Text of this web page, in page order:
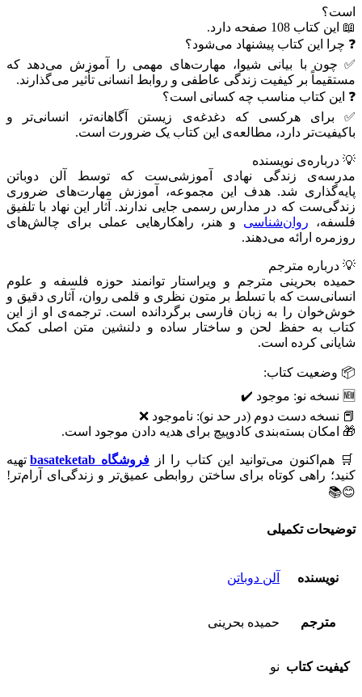
است؟
📖 این کتاب 108 صفحه دارد.
❓ چرا این کتاب پیشنهاد می‌شود؟
✅ چون با بیانی شیوا، مهارت‌های مهمی را آموزش می‌دهد که
مستقیماً بر کیفیت زندگی عاطفی و روابط انسانی تأثیر می‌گذارند.
❓ این کتاب مناسب چه کسانی است؟
✅ برای هرکسی که دغدغه‌ی زیستن آگاهانه‌تر، انسانی‌تر و
باکیفیت‌تر دارد، مطالعه‌ی این کتاب یک ضرورت است.
💡 درباره‌ی نویسنده
مدرسه‌ی زندگی نهادی آموزشی‌ست که توسط آلن دوباتن
پایه‌گذاری شد. هدف این مجموعه، آموزش مهارت‌های ضروری
زندگی‌ست که در مدارس رسمی جایی ندارند. آثار این نهاد با تلفیق
فلسفه، روان‌شناسی و هنر، راهکارهایی عملی برای چالش‌های
روزمره ارائه می‌دهند.
💡 درباره مترجم
حمیده بحرینی مترجم و ویراستار توانمند حوزه فلسفه و علوم
انسانی‌ست که با تسلط بر متون نظری و قلمی روان، آثاری دقیق و
خوش‌خوان را به زبان فارسی برگردانده است. ترجمه‌ی او از این
کتاب به حفظ لحن و ساختار ساده و دلنشین متن اصلی کمک
شایانی کرده است.
📦 وضعیت کتاب:
🆕 نسخه نو: موجود ✔️
📕 نسخه دست دوم (در حد نو): ناموجود ❌
🎁 امکان بسته‌بندی کادوپیچ برای هدیه دادن موجود است.
🛒 هم‌اکنون می‌توانید این کتاب را ازفروشگاه basateketab
تهیه
کنید؛ راهی کوتاه برای ساختن روابطی عمیق‌تر و زندگی‌ای آرام‌تر!
😊📚
توضیحات تکمیلی
نویسنده آلن دوباتن
مترجم حمیده بحرینی
کیفیت کتاب نو